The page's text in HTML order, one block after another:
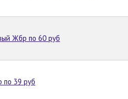
Жбр по 60 руб
по 39 руб